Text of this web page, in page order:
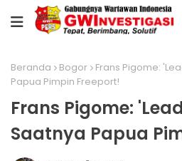
Beranda Bogor
Frans Pigome:
Papua Pimpin Freeport!
Frans Pigome:
Saatnya Papua